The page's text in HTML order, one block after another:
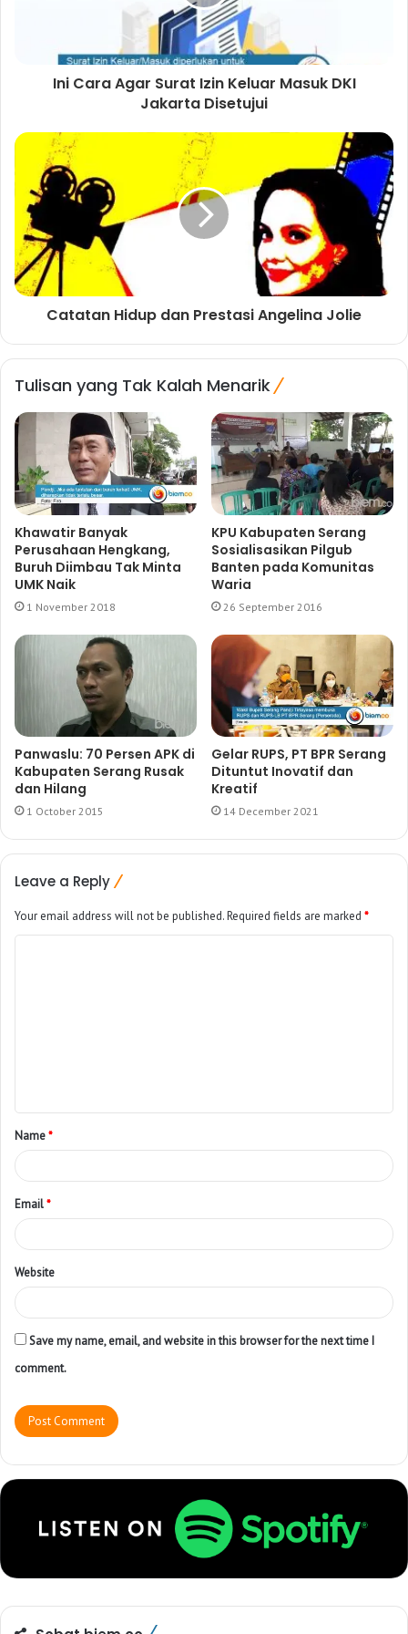
Ini Cara Agar Surat Izin Keluar Masuk DKI
Jakarta Disetujui
Catatan Hidup dan Prestasi Angelina Jolie
Tulisan yang Tak Kalah Menarik
Khawatir Banyak
Perusahaan Hengkang,
Buruh Diimbau Tak Minta
UMK Naik
1 November 2018
KPU Kabupaten Serang
Sosialisasikan Pilgub
Banten pada Komunitas
Waria
26 September 2016
Panwaslu: 70 Persen APK di
Kabupaten Serang Rusak
dan Hilang
1 October 2015
Gelar RUPS, PT BPR Serang
Dituntut Inovatif dan
Kreatif
14 December 2021
Leave a Reply
Your email address will not be published.Required fields are marked *
Name*
Email*
Website
Save my name, email, and website in this browser for the next time I
comment.